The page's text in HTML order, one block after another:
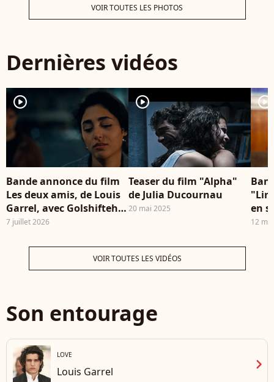
trois" réalisé en 2012
Monaco le 18 mai 2013
VOIR TOUTES LES PHOTOS
Dernières vidéos
player2
Bande annonce du film
Les deux amis, de Louis
Garrel, avec Golshifteh
Farahani.
7 juillet 2026
player2
Teaser du film "Alpha"
de Julia Ducournau
20 mai 2025
player2
en
12
VOIR TOUTES LES VIDÉOS
Son entourage
LOVE
Louis Garrel chevron_right